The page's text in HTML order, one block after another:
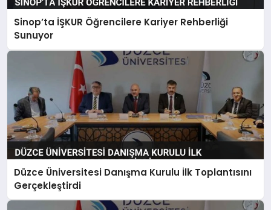
Sinop’ta İŞKUR Öğrencilere Kariyer Rehberliği
Sunuyor
Düzce Üniversitesi Danışma Kurulu İlk Toplantısını
Gerçekleştirdi